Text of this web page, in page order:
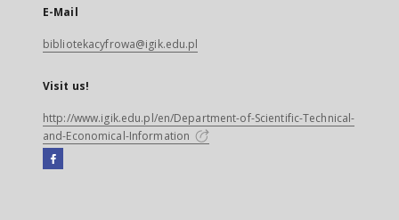
E-Mail
bibliotekacyfrowa@igik.edu.pl
Visit us!
http://www.igik.edu.pl/en/Department-of-Scientific-Technical-
and-Economical-Information
Facebook